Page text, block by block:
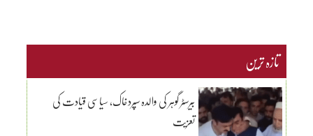
تازہ ترین
بیرسٹر گوہر کی والدہ سپردخاک، سیاسی قیادت کی
تعزیت